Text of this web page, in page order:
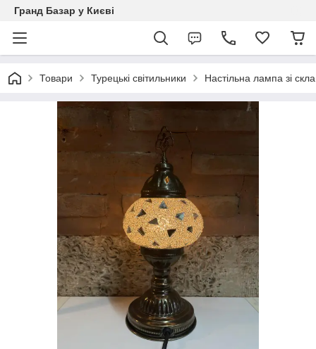
Гранд Базар у Києві
Товари Турецькі світильники Настільна лампа зі